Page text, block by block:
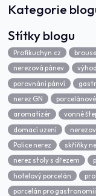
Kategorie
Štítky blogu
Profikuchyn.cz
nerezová pánev
porovnání pánví
nerez GN
aromatizér
vonné
domací uzení
Police nerez
skříňky
nerez stoly s dřezem
hotelový porcelán
porcelán pro gastronomii